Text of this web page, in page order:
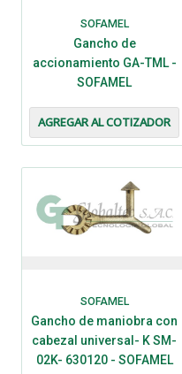
SOFAMEL
Gancho de
accionamiento GA-TML -
SOFAMEL
AGREGAR AL COTIZADOR
SOFAMEL
Gancho de maniobra con
cabezal universal- K SM-
02K- 630120 - SOFAMEL